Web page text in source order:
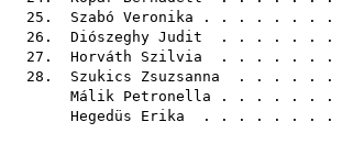
25. Szabó Veronika . . . . . . .
26. Diószeghy Judit . . . . . .
27. Horváth Szilvia . . . . . .
28. Szukics Zsuzsanna . . . . .
Málik Petronella . . . . . .
Hegedüs Erika . . . . . . .